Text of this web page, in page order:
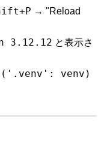
→ "Reload
3.12.12 と表示さ
('.venv': venv)